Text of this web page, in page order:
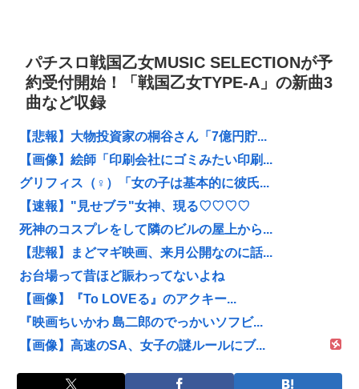
パチスロ戦国乙女MUSIC SELECTIONが予
約受付開始！「戦国乙女TYPE-A」の新曲3
曲など収録
【悲報】大物投資家の桐谷さん「7億円貯...
【画像】絵師「印刷会社にゴミみたい印刷...
グリフィス（♀）「女の子は基本的に彼氏...
【速報】"見せブラ"女神、現る♡♡♡♡
死神のコスプレをして隣のビルの屋上から...
【悲報】まどマギ映画、来月公開なのに話...
お台場って昔ほど賑わってないよね
【画像】『To LOVEる』のアクキー...
『映画ちいかわ 島二郎のでっかいソフビ...
【画像】高速のSA、女子の謎ルールにブ...